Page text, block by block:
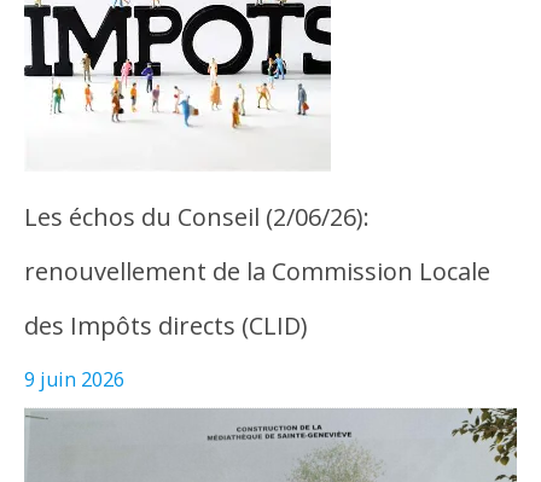
Les échos du Conseil (2/06/26):
renouvellement de la Commission Locale
des Impôts directs (CLID)
9 juin 2026